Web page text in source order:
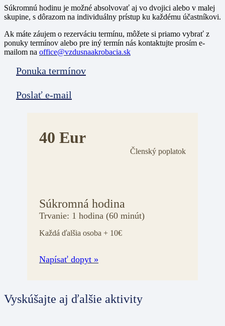
Súkromnú hodinu je možné absolvovať aj vo dvojici alebo v malej
skupine, s dôrazom na individuálny prístup ku každému účastníkovi.
Ak máte záujem o rezerváciu termínu, môžete si priamo vybrať z
ponuky termínov alebo pre iný termín nás kontaktujte prosím e-
mailom na office@vzdusnaakrobacia.sk
Ponuka termínov
Poslať e-mail
40 Eur
Členský poplatok
Súkromná hodina
Trvanie: 1 hodina (60 minút)
Každá ďalšia osoba + 10€
Napísať dopyt »
Vyskúšajte aj ďalšie aktivity